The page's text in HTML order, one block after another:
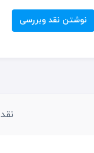
نوشتن نقد وبررسی